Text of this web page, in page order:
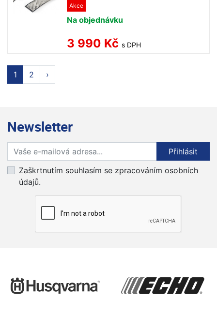
Akce
Na objednávku
3 990 Kč s DPH
1 2 ›
Newsletter
Přihlaste se k odběru novinek
Přihlásit
Zaškrtnutím souhlasím se zpracováním osobních
údajů.